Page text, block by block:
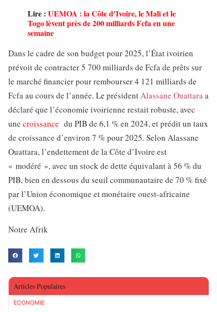
Lire : UEMOA : la Côte d’Ivoire, le Mali et le
Togo lèvent près de 200 milliards Fcfa en une
semaine
Dans le cadre de son budget pour 2025, l’État ivoirien
prévoit de contracter 5 700 milliards de Fcfa de prêts sur
le marché financier pour rembourser 4 121 milliards de
Fcfa au cours de l’année. Le présidentAlassane Ouattaraa
déclaré que l’économie ivoirienne restait robuste, avec
une croissance du PIB de 6,1 % en 2024, et prédit un taux
de croissance d’environ 7 % pour 2025. Selon Alassane
Ouattara, l’endettement de la Côte d’Ivoire est
« modéré », avec un stock de dette équivalant à 56 % du
PIB, bien en dessous du seuil communautaire de 70 % fixé
par l’Union économique et monétaire ouest-africaine
(UEMOA).
Notre Afrik
Articles Populaires
ECONOMIE